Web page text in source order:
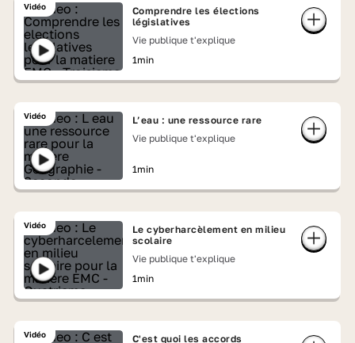
Vidéo
Comprendre les élections
législatives
Vie publique t'explique
1min
Vidéo
L’eau : une ressource rare
Vie publique t'explique
1min
Vidéo
Le cyberharcèlement en milieu
scolaire
Vie publique t'explique
1min
Vidéo C'est quoi les accords